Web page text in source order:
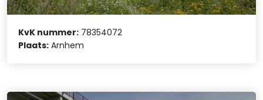
KvK nummer: 78354072
Plaats: Arnhem